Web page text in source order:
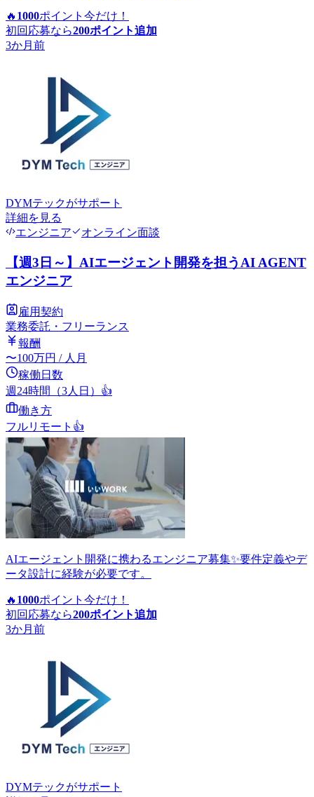
🔥 1000ポイント 今だけ！
初回応募なら200ポイント追加
3か月前
DYMテックがサポート
詳細を見る
エンジニア
オンライン面談
【週3日～】AIエージェント開発を担うAI AGENT
エンジニア
雇用契約
業務委託・フリーランス
報酬
〜100万円 / 人月
稼働日数
週24時間（3人日） 👍
働き方
フルリモート 👍
AIエージェント開発に携わるエンジニア募集✨要件定義やデ
ータ設計に経験が必要です。
🔥 1000ポイント 今だけ！
初回応募なら200ポイント追加
3か月前
DYMテックがサポート